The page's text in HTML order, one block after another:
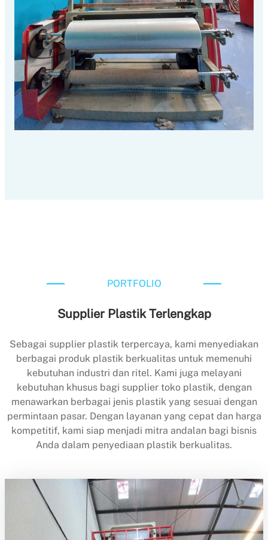
PORTFOLIO
Supplier Plastik Terlengkap
Sebagai supplier plastik terpercaya, kami menyediakan
berbagai produk plastik berkualitas untuk memenuhi
kebutuhan industri dan ritel. Kami juga melayani
kebutuhan khusus bagi supplier toko plastik, dengan
menawarkan berbagai jenis plastik yang sesuai dengan
permintaan pasar. Dengan layanan yang cepat dan harga
kompetitif, kami siap menjadi mitra andalan bagi bisnis
Anda dalam penyediaan plastik berkualitas.